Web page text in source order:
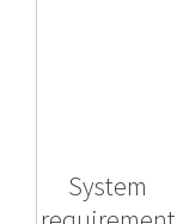
System